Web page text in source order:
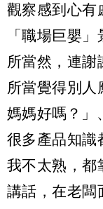
觀察感到心有
「職場巨嬰
所當然，連謝
所當覺得別人
媽媽好嗎？」
很多產品知識
我不太熟，都
講話，在老闆